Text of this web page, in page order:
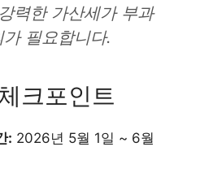
력한 가산세가 부과
필요합니다.
크포인트
: 2026년 5월 1일 ~ 6월